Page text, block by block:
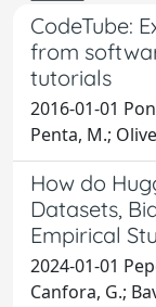
CodeTube:
from
tutorials
2016-01-01
Penta, M.;
How do
Datasets,
Empirical
2024-01-01
Canfora, G.;